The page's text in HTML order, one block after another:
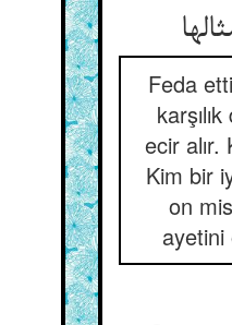
Feda
ecir alır.
Kim bir
on
ayetini